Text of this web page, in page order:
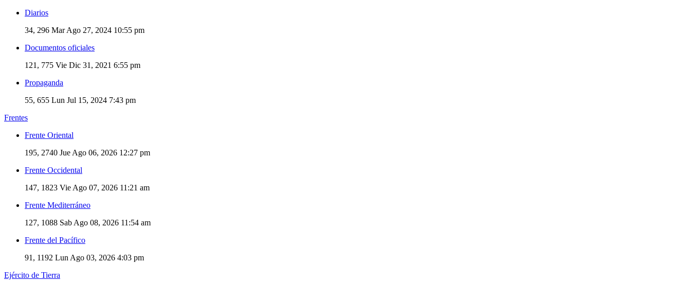
Diarios
34, 296 Mar Ago 27, 2024 10:55 pm
Documentos oficiales
121, 775 Vie Dic 31, 2021 6:55 pm
Propaganda
55, 655 Lun Jul 15, 2024 7:43 pm
Frentes
Frente Oriental
195, 2740 Jue Ago 06, 2026 12:27 pm
Frente Occidental
147, 1823 Vie Ago 07, 2026 11:21 am
Frente Mediterráneo
127, 1088 Sab Ago 08, 2026 11:54 am
Frente del Pacífico
91, 1192 Lun Ago 03, 2026 4:03 pm
Ejército de Tierra